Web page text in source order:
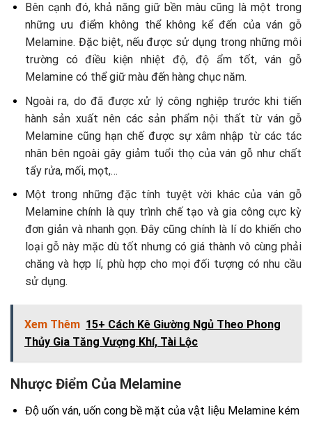
Bên cạnh đó, khả năng giữ bền màu cũng là một trong
những ưu điểm không thể không kể đến của ván gỗ
Melamine. Đặc biệt, nếu được sử dụng trong những môi
trường có điều kiện nhiệt độ, độ ẩm tốt, ván gỗ
Melamine có thể giữ màu đến hàng chục năm.
Ngoài ra, do đã được xử lý công nghiệp trước khi tiến
hành sản xuất nên các sản phẩm nội thất từ ván gỗ
Melamine cũng hạn chế được sự xâm nhập từ các tác
nhân bên ngoài gây giảm tuổi thọ của ván gỗ như chất
tẩy rửa, mối, mọt,…
Một trong những đặc tính tuyệt vời khác của ván gỗ
Melamine chính là quy trình chế tạo và gia công cực kỳ
đơn giản và nhanh gọn. Đây cũng chính là lí do khiến cho
loại gỗ này mặc dù tốt nhưng có giá thành vô cùng phải
chăng và hợp lí, phù hợp cho mọi đối tượng có nhu cầu
sử dụng.
Xem Thêm 15+ Cách Kê Giường Ngủ Theo Phong
Thủy Gia Tăng Vượng Khí, Tài Lộc
Nhược Điểm Của Melamine
Độ uốn ván, uốn cong bề mặt của vật liệu Melamine kém